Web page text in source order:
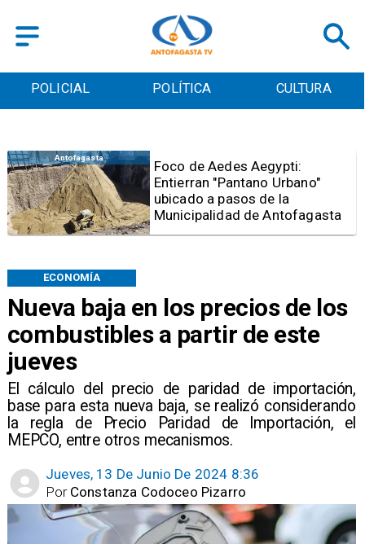
POLICIAL POLÍTICA CULTURA
Nueva baja en los precios de los
combustibles a partir de este
jueves
El cálculo del precio de paridad de importación,
base para esta nueva baja, se realizó considerando
la regla de Precio Paridad de Importación, el
MEPCO, entre otros mecanismos.
ECONOMÍA
Jueves, 13 De Junio De 2024 8:36
Constanza Codoceo Pizarro
Por
Antofagasta
Foco de Aedes Aegypti:
Entierran "Pantano Urbano"
ubicado a pasos de la
Municipalidad de Antofagasta